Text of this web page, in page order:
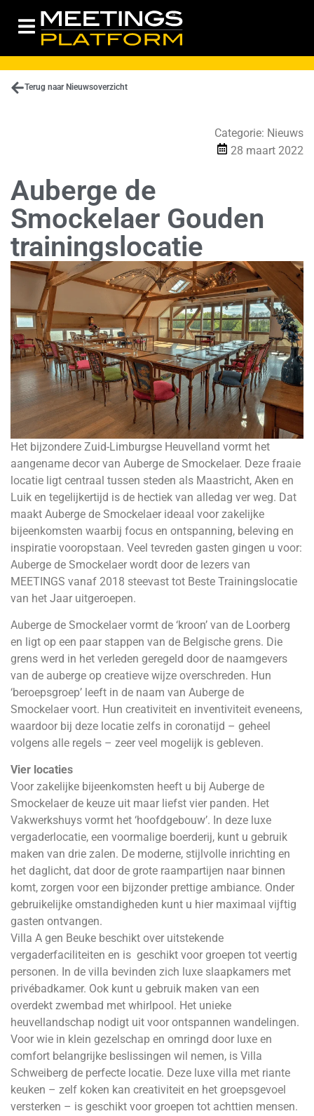
Terug naar Nieuwsoverzicht
Categorie: Nieuws
28 maart 2022
Auberge de
Smockelaer Gouden
trainingslocatie
Het bijzondere Zuid-Limburgse Heuvelland vormt het
aangename decor van Auberge de Smockelaer. Deze fraaie
locatie ligt centraal tussen steden als Maastricht, Aken en
Luik en tegelijkertijd is de hectiek van alledag ver weg. Dat
maakt Auberge de Smockelaer ideaal voor zakelijke
bijeenkomsten waarbij focus en ontspanning, beleving en
inspiratie vooropstaan. Veel tevreden gasten gingen u voor:
Auberge de Smockelaer wordt door de lezers van
MEETINGS vanaf 2018 steevast tot Beste Trainingslocatie
van het Jaar uitgeroepen.
Auberge de Smockelaer vormt de ‘kroon’ van de Loorberg
en ligt op een paar stappen van de Belgische grens. Die
grens werd in het verleden geregeld door de naamgevers
van de auberge op creatieve wijze overschreden. Hun
‘beroepsgroep’ leeft in de naam van Auberge de
Smockelaer voort. Hun creativiteit en inventiviteit eveneens,
waardoor bij deze locatie zelfs in coronatijd – geheel
volgens alle regels – zeer veel mogelijk is gebleven.
Vier locaties
Voor zakelijke bijeenkomsten heeft u bij Auberge de
Smockelaer de keuze uit maar liefst vier panden. Het
Vakwerkshuys vormt het ‘hoofdgebouw’. In deze luxe
vergaderlocatie, een voormalige boerderij, kunt u gebruik
maken van drie zalen. De moderne, stijlvolle inrichting en
het daglicht, dat door de grote raampartijen naar binnen
komt, zorgen voor een bijzonder prettige ambiance. Onder
gebruikelijke omstandigheden kunt u hier maximaal vijftig
gasten ontvangen.
Villa A gen Beuke beschikt over uitstekende
vergaderfaciliteiten en is geschikt voor groepen tot veertig
personen. In de villa bevinden zich luxe slaapkamers met
privébadkamer. Ook kunt u gebruik maken van een
overdekt zwembad met whirlpool. Het unieke
heuvellandschap nodigt uit voor ontspannen wandelingen.
Voor wie in klein gezelschap en omringd door luxe en
comfort belangrijke beslissingen wil nemen, is Villa
Schweiberg de perfecte locatie. Deze luxe villa met riante
keuken – zelf koken kan creativiteit en het groepsgevoel
versterken – is geschikt voor groepen tot achttien mensen.